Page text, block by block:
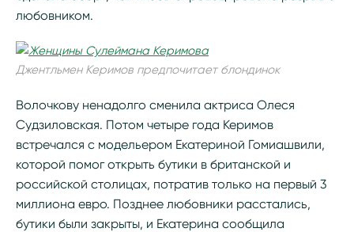
любовником.
Джентльмен Керимов предпочитает блондинок
Волочкову ненадолго сменила актриса Олеся
Судзиловская. Потом четыре года Керимов
встречался с модельером Екатериной Гомиашвили,
которой помог открыть бутики в британской и
российской столицах, потратив только на первый 3
миллиона евро. Позднее любовники расстались,
бутики были закрыты, и Екатерина сообщила